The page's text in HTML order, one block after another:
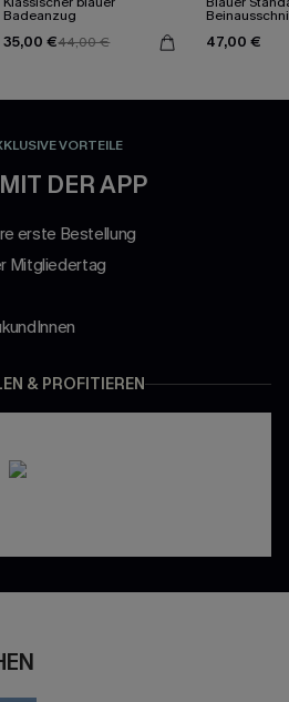
Badeanzug
35,00 €44,00 € 47,00 €
VORTEILE
DER APP
erste Bestellung
Mitgliedertag
& PROFITIEREN